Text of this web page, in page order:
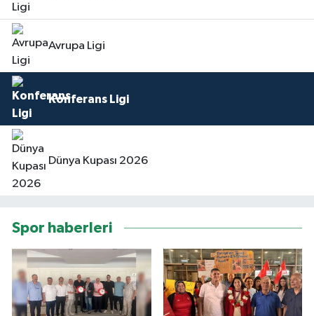
Avrupa Ligi
Konferans Ligi
Dünya Kupası 2026
Spor haberleri